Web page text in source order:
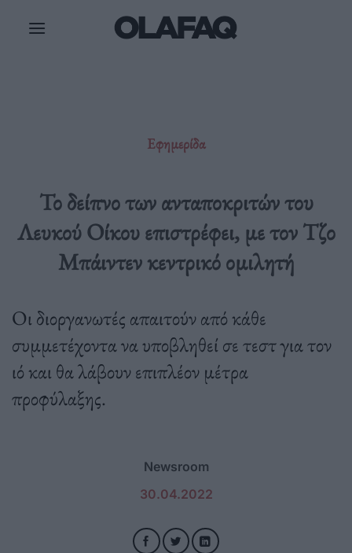
Εφημερίδα
Το δείπνο των ανταποκριτών του
Λευκού Οίκου επιστρέφει, με τον Τζο
Μπάιντεν κεντρικό ομιλητή
Οι διοργανωτές απαιτούν από κάθε
συμμετέχοντα να υποβληθεί σε τεστ για τον
ιό και θα λάβουν επιπλέον μέτρα
προφύλαξης.
Newsroom
30.04.2022